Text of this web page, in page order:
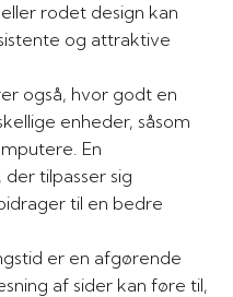
rodet design kan
og attraktive
enheder, såsom
En
tilpasser sig
til en bedre
af sider kan føre til,